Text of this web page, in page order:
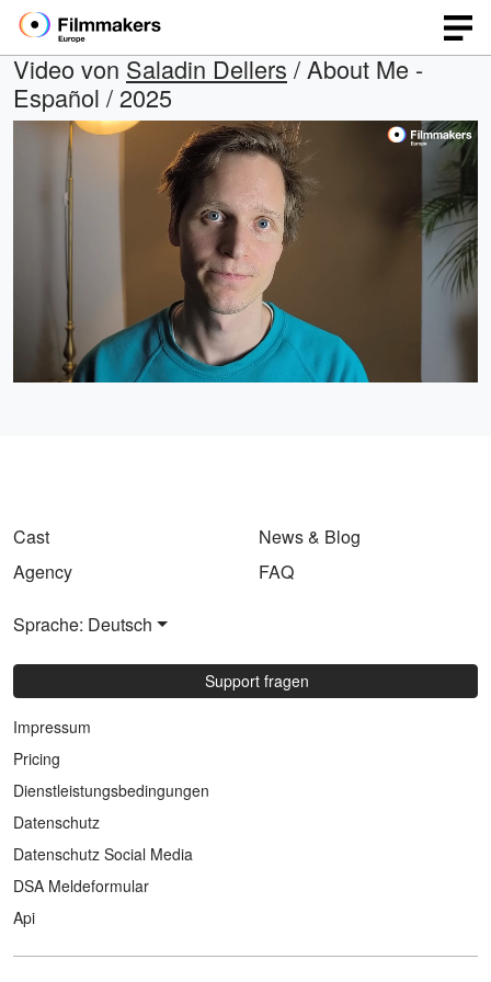
Video von Saladin Dellers / About Me -
Español / 2025
Geladen:
75.95%
selector
Cast
Agency
News & Blog
FAQ
Sprache: Deutsch
Support fragen
Impressum
Pricing
Dienstleistungsbedingungen
Datenschutz
Datenschutz Social Media
DSA Meldeformular
Api